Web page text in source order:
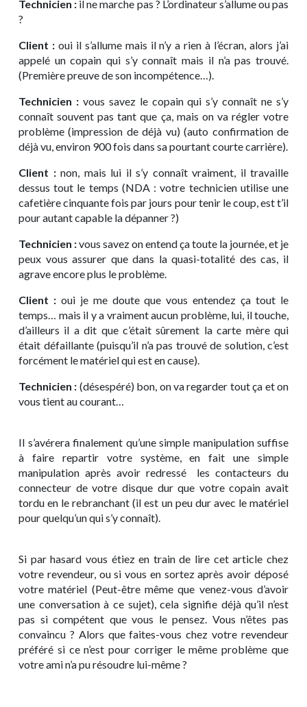
Technicien : il ne marche pas ? L’ordinateur s’allume ou pas
?
Client : oui il s’allume mais il n’y a rien à l’écran, alors j’ai
appelé un copain qui s’y connaît mais il n’a pas trouvé.
(Première preuve de son incompétence…).
Technicien :vous savez le copain qui s’y connaît ne s’y
connaît souvent pas tant que ça, mais on va régler votre
problème (impression de déjà vu) (auto confirmation de
déjà vu, environ 900 fois dans sa pourtant courte carrière).
Client :non, mais lui il s’y connaît vraiment, il travaille
dessus tout le temps (NDA : votre technicien utilise une
cafetière cinquante fois par jours pour tenir le coup, est t’il
pour autant capable la dépanner ?)
Technicien :vous savez on entend ça toute la journée, et je
peux vous assurer que dans la quasi-totalité des cas, il
agrave encore plus le problème.
Client : oui je me doute que vous entendez ça tout le
temps… mais il y a vraiment aucun problème, lui, il touche,
d’ailleurs il a dit que c’était sûrement la carte mère qui
était défaillante (puisqu’il n’a pas trouvé de solution, c’est
forcément le matériel qui est en cause).
Technicien : (désespéré) bon, on va regarder tout ça et on
vous tient au courant…
Il s’avérera finalement qu’une simple manipulation suffise
à faire repartir votre système, en fait une simple
manipulation après avoir redressé les contacteurs du
connecteur de votre disque dur que votre copain avait
tordu en le rebranchant (il est un peu dur avec le matériel
pour quelqu’un qui s’y connaît).
Si par hasard vous étiez en train de lire cet article chez
votre revendeur, ou si vous en sortez après avoir déposé
votre matériel (Peut-être même que venez-vous d’avoir
une conversation à ce sujet), cela signifie déjà qu’il n’est
pas si compétent que vous le pensez. Vous n’êtes pas
convaincu ? Alors que faites-vous chez votre revendeur
préféré si ce n’est pour corriger le même problème que
votre ami n’a pu résoudre lui-même ?